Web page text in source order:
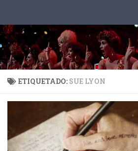
ETIQUETADO: SUE LYON